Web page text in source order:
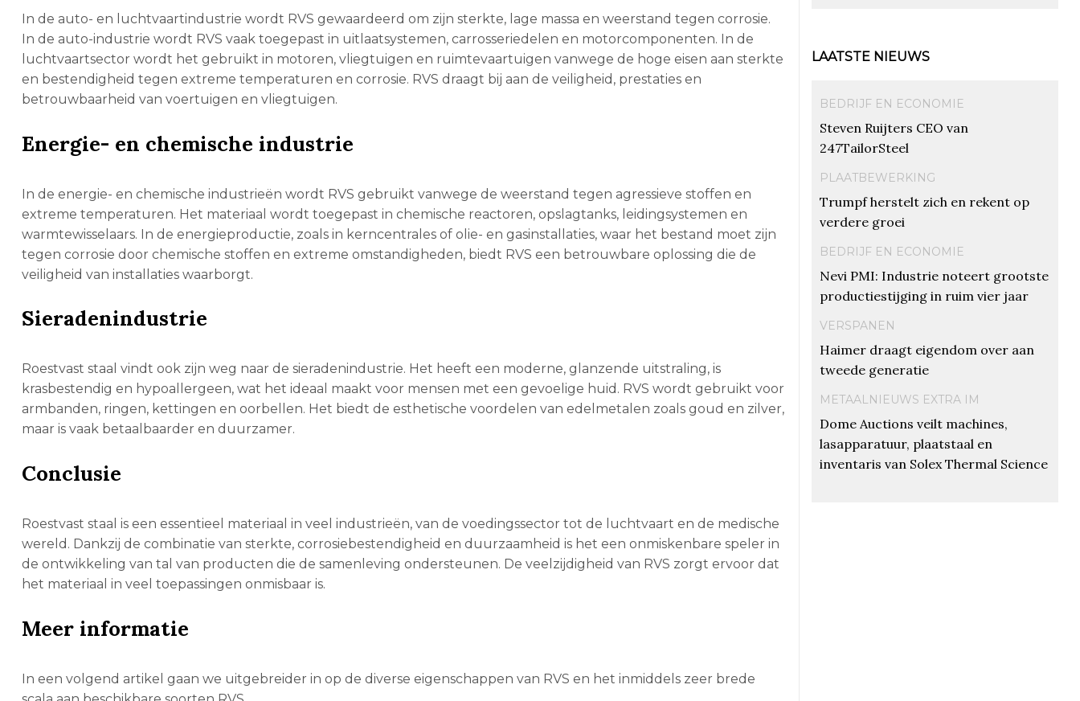
In de auto- en luchtvaartindustrie wordt RVS gewaardeerd om zijn sterkte, lage massa en weerstand tegen corrosie.
In de auto-industrie wordt RVS vaak toegepast in uitlaatsystemen, carrosseriedelen en motorcomponenten. In de
luchtvaartsector wordt het gebruikt in motoren, vliegtuigen en ruimtevaartuigen vanwege de hoge eisen aan sterkte
en bestendigheid tegen extreme temperaturen en corrosie. RVS draagt bij aan de veiligheid, prestaties en
betrouwbaarheid van voertuigen en vliegtuigen.
Energie- en chemische industrie
In de energie- en chemische industrieën wordt RVS gebruikt vanwege de weerstand tegen agressieve stoffen en
extreme temperaturen. Het materiaal wordt toegepast in chemische reactoren, opslagtanks, leidingsystemen en
warmtewisselaars. In de energieproductie, zoals in kerncentrales of olie- en gasinstallaties, waar het bestand moet zijn
tegen corrosie door chemische stoffen en extreme omstandigheden, biedt RVS een betrouwbare oplossing die de
veiligheid van installaties waarborgt.
Sieradenindustrie
Roestvast staal vindt ook zijn weg naar de sieradenindustrie. Het heeft een moderne, glanzende uitstraling, is
krasbestendig en hypoallergeen, wat het ideaal maakt voor mensen met een gevoelige huid. RVS wordt gebruikt voor
armbanden, ringen, kettingen en oorbellen. Het biedt de esthetische voordelen van edelmetalen zoals goud en zilver,
maar is vaak betaalbaarder en duurzamer.
Conclusie
Roestvast staal is een essentieel materiaal in veel industrieën, van de voedingssector tot de luchtvaart en de medische
wereld. Dankzij de combinatie van sterkte, corrosiebestendigheid en duurzaamheid is het een onmiskenbare speler in
de ontwikkeling van tal van producten die de samenleving ondersteunen. De veelzijdigheid van RVS zorgt ervoor dat
het materiaal in veel toepassingen onmisbaar is.
Meer informatie
In een volgend artikel gaan we uitgebreider in op de diverse eigenschappen van RVS en het inmiddels zeer brede
LAATSTE NIEUWS
BEDRIJF EN ECONOMIE
Steven Ruijters CEO van
247TailorSteel
PLAATBEWERKING
Trumpf herstelt zich en rekent op
verdere groei
BEDRIJF EN ECONOMIE
Nevi PMI: Industrie noteert grootste
productiestijging in ruim vier jaar
VERSPANEN
Haimer draagt eigendom over aan
tweede generatie
METAALNIEUWS EXTRA IM
Dome Auctions veilt machines,
lasapparatuur, plaatstaal en
inventaris van Solex Thermal Science